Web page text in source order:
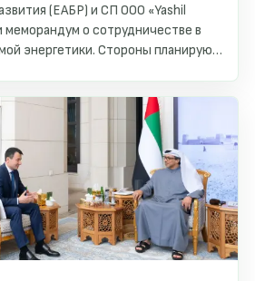
(ЕАБР) и СП ООО «Yashil
меморандум о сотрудничестве в
энергетики. Стороны планируют
станций для электромобилей и
на территории